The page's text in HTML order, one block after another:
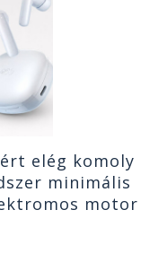
elég komoly
minimális
motor